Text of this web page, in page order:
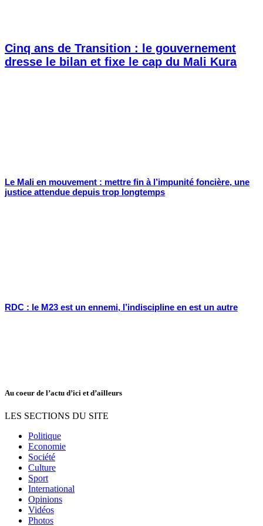
Cinq ans de Transition : le gouvernement
dresse le bilan et fixe le cap du Mali Kura
Le Mali en mouvement : mettre fin à l’impunité foncière, une
justice attendue depuis trop longtemps
RDC : le M23 est un ennemi, l’indiscipline en est un autre
Au coeur de l’actu d’ici et d’ailleurs
LES SECTIONS DU SITE
Politique
Economie
Société
Culture
Sport
International
Opinions
Vidéos
Photos